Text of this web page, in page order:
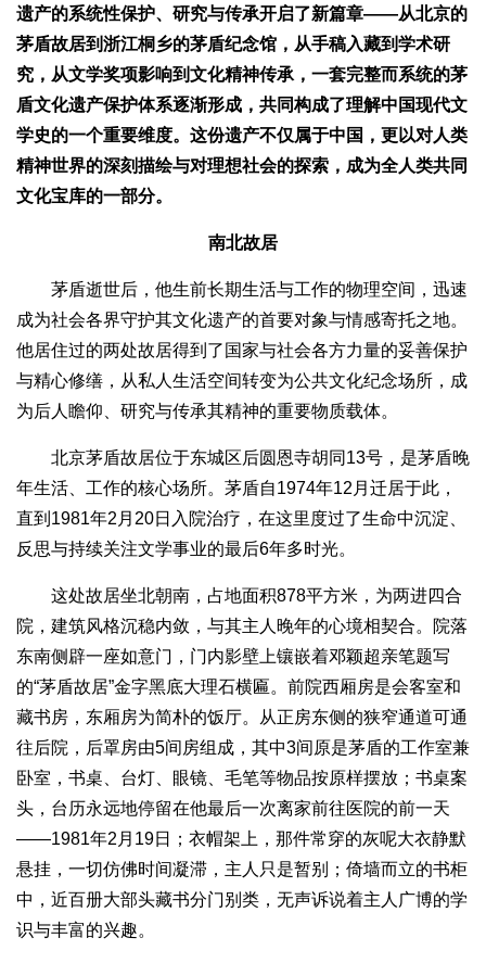
遗产的系统性保护、研究与传承开启了新篇章——从北京的
茅盾故居到浙江桐乡的茅盾纪念馆，从手稿入藏到学术研
究，从文学奖项影响到文化精神传承，一套完整而系统的茅
盾文化遗产保护体系逐渐形成，共同构成了理解中国现代文
学史的一个重要维度。这份遗产不仅属于中国，更以对人类
精神世界的深刻描绘与对理想社会的探索，成为全人类共同
文化宝库的一部分。
南北故居
茅盾逝世后，他生前长期生活与工作的物理空间，迅速
成为社会各界守护其文化遗产的首要对象与情感寄托之地。
他居住过的两处故居得到了国家与社会各方力量的妥善保护
与精心修缮，从私人生活空间转变为公共文化纪念场所，成
为后人瞻仰、研究与传承其精神的重要物质载体。
北京茅盾故居位于东城区后圆恩寺胡同13号，是茅盾晚
年生活、工作的核心场所。茅盾自1974年12月迁居于此，
直到1981年2月20日入院治疗，在这里度过了生命中沉淀、
反思与持续关注文学事业的最后6年多时光。
这处故居坐北朝南，占地面积878平方米，为两进四合
院，建筑风格沉稳内敛，与其主人晚年的心境相契合。院落
东南侧辟一座如意门，门内影壁上镶嵌着邓颖超亲笔题写
的“茅盾故居”金字黑底大理石横匾。前院西厢房是会客室和
藏书房，东厢房为简朴的饭厅。从正房东侧的狭窄通道可通
往后院，后罩房由5间房组成，其中3间原是茅盾的工作室兼
卧室，书桌、台灯、眼镜、毛笔等物品按原样摆放；书桌案
头，台历永远地停留在他最后一次离家前往医院的前一天
——1981年2月19日；衣帽架上，那件常穿的灰呢大衣静默
悬挂，一切仿佛时间凝滞，主人只是暂别；倚墙而立的书柜
中，近百册大部头藏书分门别类，无声诉说着主人广博的学
识与丰富的兴趣。